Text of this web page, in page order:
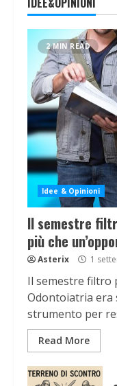
2 MIN READ
Idee & Opinioni
Il semestre
più che
Asterix 1
Il semestre filtro
Odontoiatria era
strumento per
Read More